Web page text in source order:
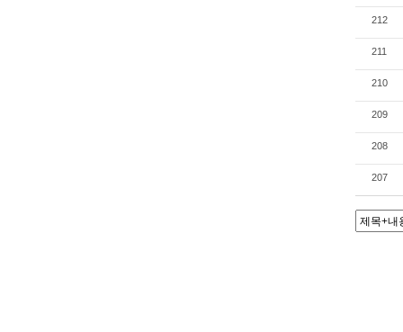
212
211
210
209
208
207